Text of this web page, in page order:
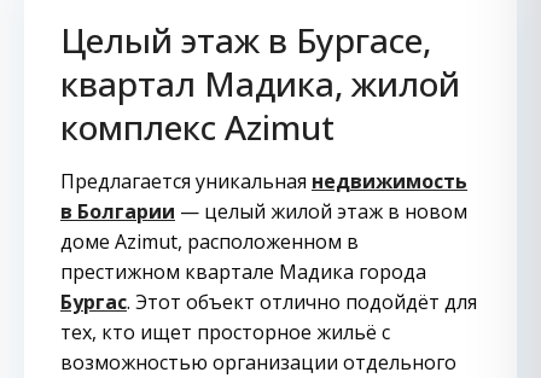
Целый этаж в Бургасе,
квартал Мадика, жилой
комплекс Azimut
Предлагается уникальная недвижимость
в Болгарии — целый жилой этаж в новом
доме Azimut, расположенном в
престижном квартале Мадика города
Бургас. Этот объект отлично подойдёт для
тех, кто ищет просторное жильё с
возможностью организации отдельного